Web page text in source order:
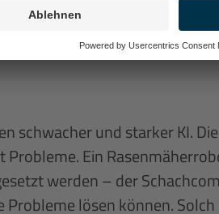
schwacher und starker KI.
Ein
werden – der
lösen können.